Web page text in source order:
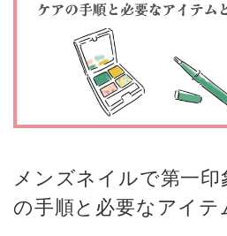
メンズネイルで第一
の手順と必要なアイテ